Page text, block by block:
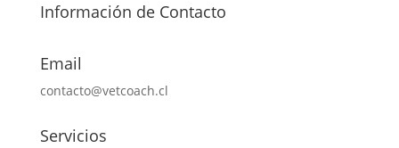
Información de Contacto
Email
contacto@vetcoach.cl
Servicios